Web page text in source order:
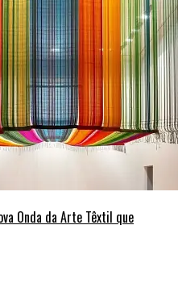
Onda da Arte Têxtil que